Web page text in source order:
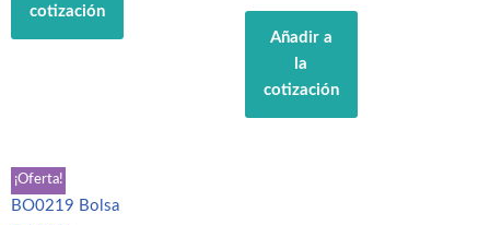
cotización
Añadir a
la
cotización
¡Oferta!